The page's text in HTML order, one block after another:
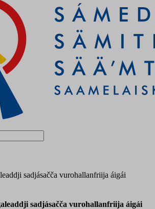
sadjásačča vurohallanfriija áigái
sadjásačča vurohallanfriija áigái